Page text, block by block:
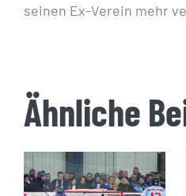
seinen Ex-Verein mehr
Ähnliche